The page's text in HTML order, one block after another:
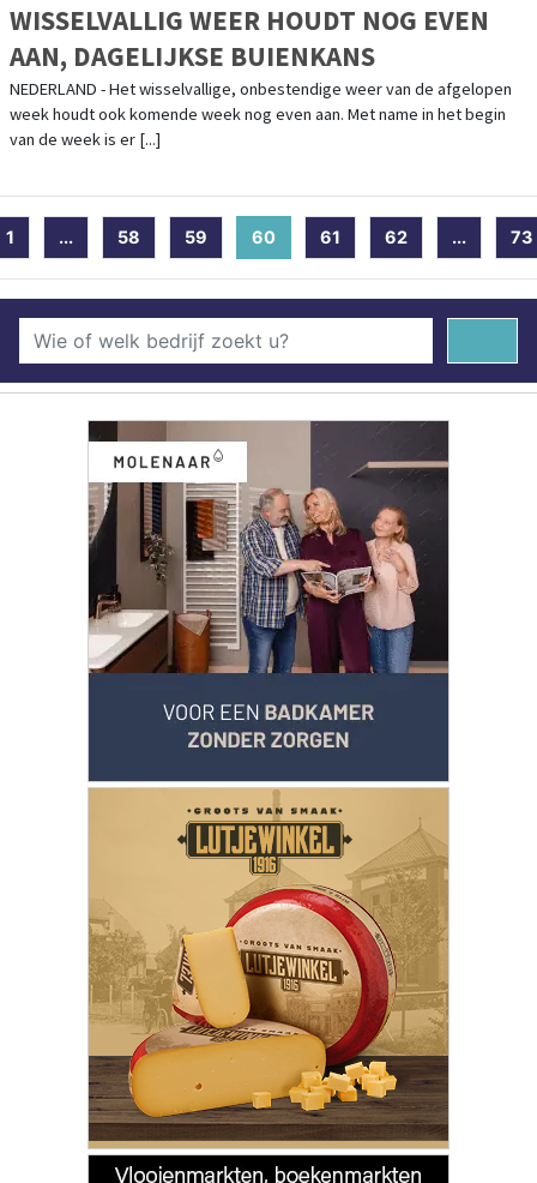
WISSELVALLIG WEER HOUDT NOG EVEN
AAN, DAGELIJKSE BUIENKANS
NEDERLAND - Het wisselvallige, onbestendige weer van de afgelopen
week houdt ook komende week nog even aan. Met name in het begin
van de week is er [...]
1 ... 58 59 60 (current)
61 62 ... 73